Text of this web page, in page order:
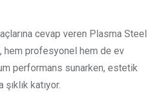
cevap veren Plasma Steel
hem profesyonel hem de ev
performans sunarken, estetik
katıyor.